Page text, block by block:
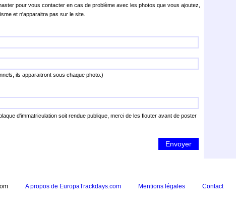
pour vous contacter en cas de problème avec les photos que vous ajoutez,
et n'apparaitra pas sur le site.
ils apparaitront sous chaque photo.)
d'immatriculation soit rendue publique, merci de les flouter avant de poster
Envoyer
A propos de EuropaTrackdays.com Mentions légales Contact